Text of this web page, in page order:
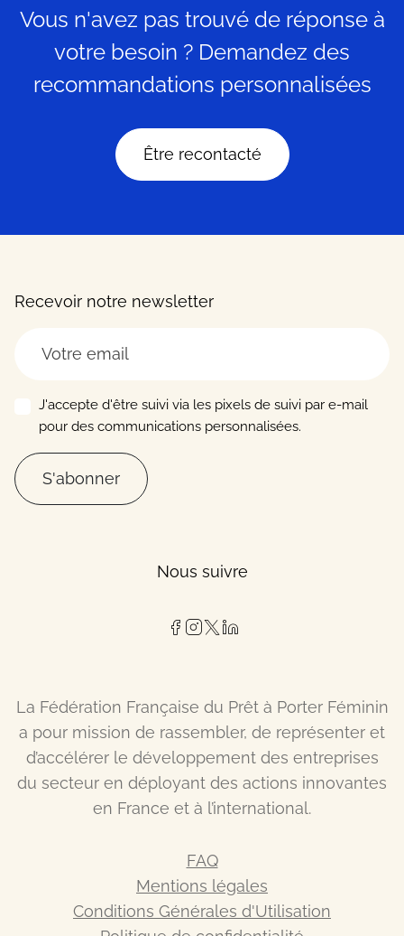
Vous n'avez pas trouvé de réponse à
votre besoin ? Demandez des
recommandations personnalisées
Être recontacté
Recevoir notre newsletter
J'accepte d'être suivi via les pixels de suivi par e-mail
pour des communications personnalisées.
S'abonner
Nous suivre
La Fédération Française du Prêt à Porter Féminin
a pour mission de rassembler, de représenter et
d’accélérer le développement des entreprises
du secteur en déployant des actions innovantes
en France et à l’international.
FAQ
Mentions légales
Conditions Générales d'Utilisation